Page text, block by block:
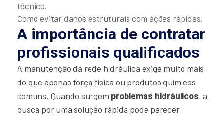
técnico.
Como evitar danos estruturais com ações rápidas.
A importância de contratar
profissionais qualificados
A manutenção da rede hidráulica exige muito mais
do que apenas força física ou produtos químicos
comuns. Quando surgem problemas hidráulicos, a
busca por uma solução rápida pode parecer